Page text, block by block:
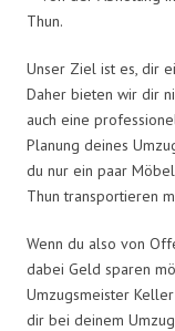
Thun.
Unser Ziel ist es, dir
Daher bieten wir dir
auch eine
Planung deines
du nur ein paar
Thun transportieren
Wenn du also von
dabei Geld sparen
Umzugsmeister
dir bei deinem